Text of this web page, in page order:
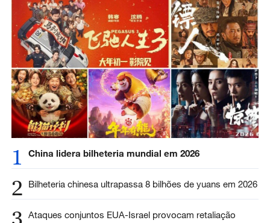
1 China lidera bilheteria mundial em 2026
2 Bilheteria chinesa ultrapassa 8 bilhões de yuans em 2026
3 Ataques conjuntos EUA-Israel provocam retaliação